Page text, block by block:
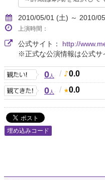
2010/05/01 (土) ～ 2010/
上演時間：
公式サイト： http://
※正式な公演情報は公式サ
0人 / 0.0
0人 / 0.0
埋め込みコード